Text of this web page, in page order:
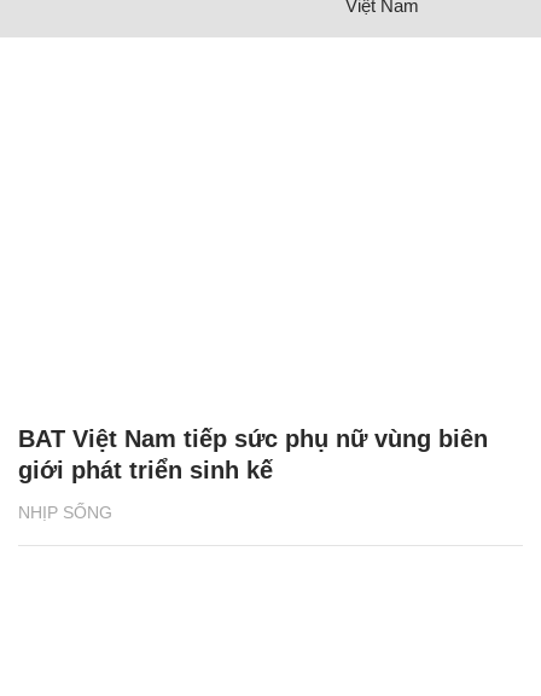
Việt Nam
NHỊP SỐNG
BAT Việt Nam tiếp sức phụ nữ vùng biên
giới phát triển sinh kế